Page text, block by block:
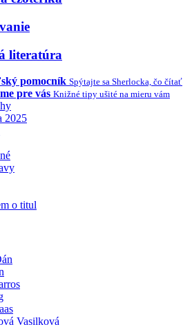
literatúra
pomocník Spýtajte sa Sherlocka, čo čítať
pre vás Knižné tipy ušité na mieru vám
2025
o titul
Vasilková